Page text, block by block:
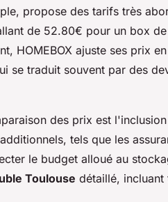
propose des tarifs très
de 52.80€ pour un box
HOMEBOX ajuste ses prix
se traduit souvent par des
des prix est
tels que les
le budget alloué au
Toulouse détaillé, incluant